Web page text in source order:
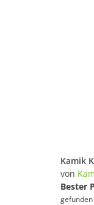
Kamik
von
Bester
gefunden